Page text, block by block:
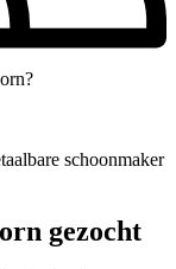
schoonmaker
gezocht